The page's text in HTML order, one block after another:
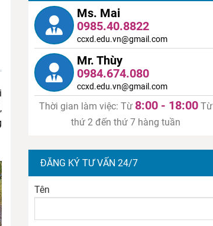
,
Ms. Mai
0985.40.8822
ccxd.edu.vn@gmail.com
Mr. Thùy
0984.674.080
ccxd.edu.vn@gmail.com
Thời gian làm việc: Từ 8:00 - 18:00 Từ
thứ 2 đến thứ 7 hàng tuần
ĐĂNG KÝ TƯ VẤN 24/7
Tên